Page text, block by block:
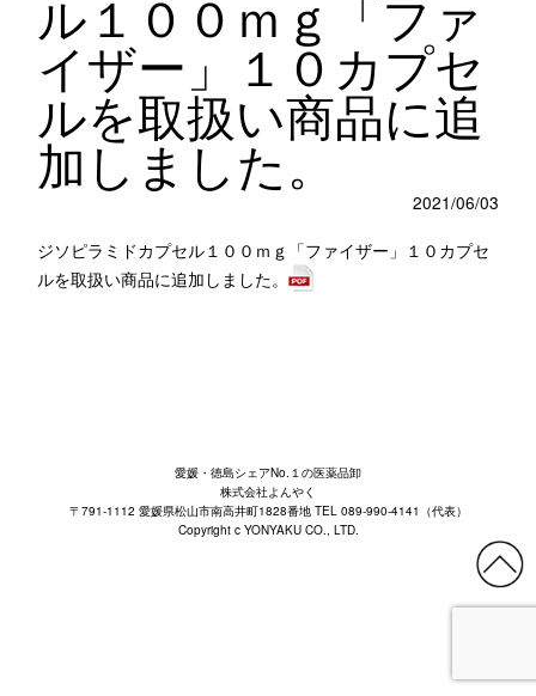
ル１００ｍｇ「ファ
イザー」１０カプセ
ルを取扱い商品に追
加しました。
2021/06/03
ジソピラミドカプセル１００ｍｇ「ファイザー」１０カプセ
ルを取扱い商品に追加しました。
愛媛・徳島シェアNo.１の医薬品卸
株式会社よんやく
〒791-1112 愛媛県松山市南高井町1828番地 TEL 089-990-4141（代表）
Copyright c YONYAKU CO., LTD.